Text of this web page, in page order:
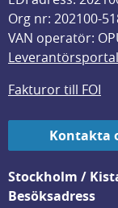
Org nr: 202100-
VAN operatör:
Fakturor till FOI
Kontakta
Stockholm /
Besöksadress